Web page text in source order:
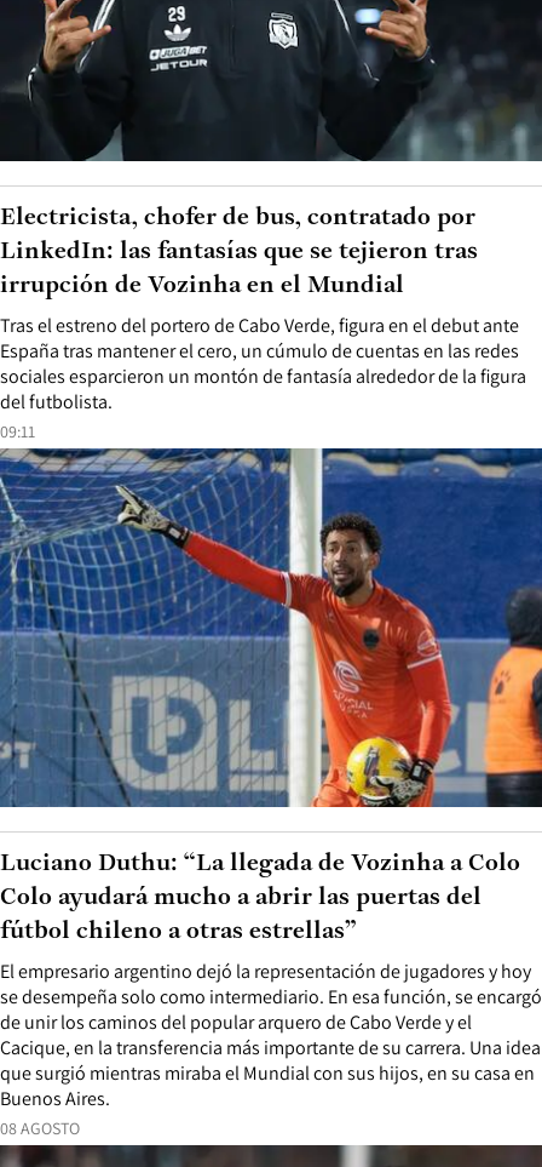
09:11
Tras el estreno del portero de Cabo Verde, figura en el debut ante
España tras mantener el cero, un cúmulo de cuentas en las redes
sociales esparcieron un montón de fantasía alrededor de la figura
del futbolista.
Electricista, chofer de bus, contratado por
LinkedIn: las fantasías que se tejieron tras
irrupción de Vozinha en el Mundial
08 AGOSTO
El empresario argentino dejó la representación de jugadores y hoy
se desempeña solo como intermediario. En esa función, se encargó
de unir los caminos del popular arquero de Cabo Verde y el
Cacique, en la transferencia más importante de su carrera. Una idea
que surgió mientras miraba el Mundial con sus hijos, en su casa en
Buenos Aires.
Luciano Duthu: “La llegada de Vozinha a Colo
Colo ayudará mucho a abrir las puertas del
fútbol chileno a otras estrellas”